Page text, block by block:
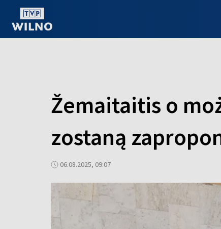
Žemaitaitis o
zostaną
06.08.2025, 09:07